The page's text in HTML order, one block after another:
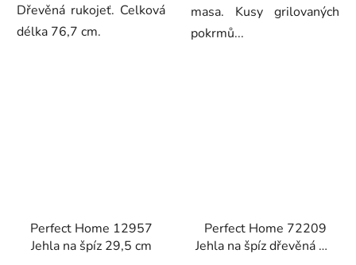
Dřevěná rukojeť. Celková
délka 76,7 cm.
masa. Kusy grilovaných
pokrmů...
Perfect Home 12957
Jehla na špíz 29,5 cm
Perfect Home 72209
Jehla na špíz dřevěná 30